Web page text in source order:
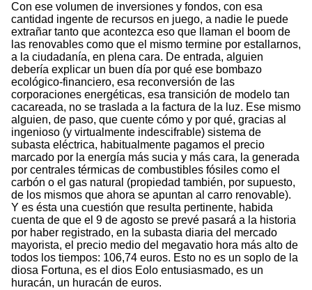
Con ese volumen de inversiones y fondos, con esa
cantidad ingente de recursos en juego, a nadie le puede
extrañar tanto que acontezca eso que llaman el boom de
las renovables como que el mismo termine por estallarnos,
a la ciudadanía, en plena cara. De entrada, alguien
debería explicar un buen día por qué ese bombazo
ecológico-financiero, esa reconversión de las
corporaciones energéticas, esa transición de modelo tan
cacareada, no se traslada a la factura de la luz. Ese mismo
alguien, de paso, que cuente cómo y por qué, gracias al
ingenioso (y virtualmente indescifrable) sistema de
subasta eléctrica, habitualmente pagamos el precio
marcado por la energía más sucia y más cara, la generada
por centrales térmicas de combustibles fósiles como el
carbón o el gas natural (propiedad también, por supuesto,
de los mismos que ahora se apuntan al carro renovable).
Y es ésta una cuestión que resulta pertinente, habida
cuenta de que el 9 de agosto se prevé pasará a la historia
por haber registrado, en la subasta diaria del mercado
mayorista, el precio medio del megavatio hora más alto de
todos los tiempos: 106,74 euros. Esto no es un soplo de la
diosa Fortuna, es el dios Eolo entusiasmado, es un
huracán, un huracán de euros.